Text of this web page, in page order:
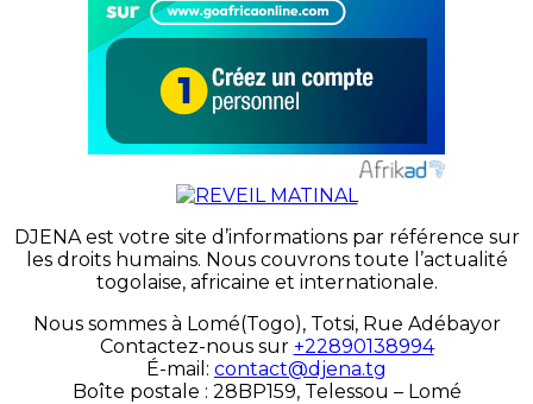
DJENA est votre site d’informations par référence sur
les droits humains. Nous couvrons toute l’actualité
togolaise, africaine et internationale.
Nous sommes à Lomé(Togo), Totsi, Rue Adébayor
Contactez-nous sur +22890138994
É-mail: contact@djena.tg
Boîte postale : 28BP159, Telessou – Lomé